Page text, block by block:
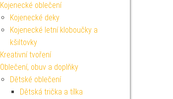
Kojenecké oblečení
Kojenecké deky
Kojenecké letní kloboučky a
kšiltovky
Kreativní tvoření
Oblečení, obuv a doplňky
Dětské oblečení
Dětská trička a tílka